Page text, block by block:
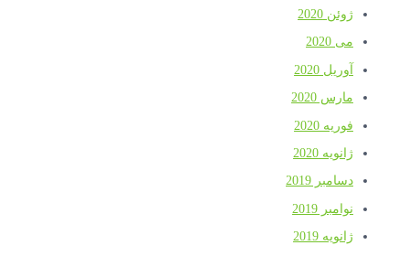
ژوئن 2020
می 2020
آوریل 2020
مارس 2020
فوریه 2020
ژانویه 2020
دسامبر 2019
نوامبر 2019
ژانویه 2019